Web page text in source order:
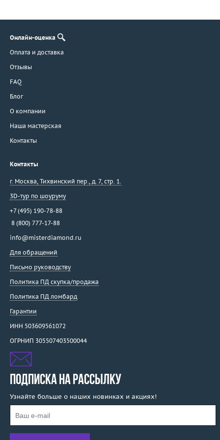
Онлайн-оценка
Оплата и доставка
Отзывы
FAQ
Блог
О компании
Наша мастерская
Контакты
Контакты
г. Москва, Тихвинский пер., д. 7, стр. 1.
3D-тур по шоуруму
+7 (495) 190-78-88
8 (800) 777-17-88
info@misterdiamond.ru
Для обращений
Письмо руководству
Политика ПД скупка/продажа
Политика ПД ломбард
Гарантии
ИНН 503609561072
ОГРНИП 305507403500044
ПОДПИСКА НА РАССЫЛКУ
Узнайте больше о наших новинках и акциях!